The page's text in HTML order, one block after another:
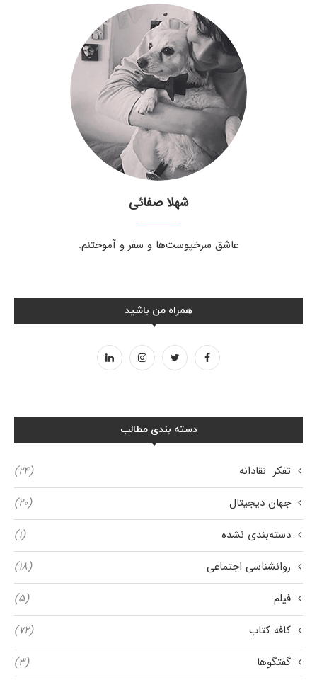
شهلا صفائی
عاشق سرخپوست‌ها و سفر و آموختنم.
همراه من باشید
دسته بندی مطالب
تفکر نقادانه
(۲۴)
جهان دیجیتال
(۲۰)
دسته‌بندی نشده
(۱)
روانشناسی اجتماعی
(۱۸)
فیلم
(۵)
کافه کتاب
(۷۲)
گفتگوها
(۳)